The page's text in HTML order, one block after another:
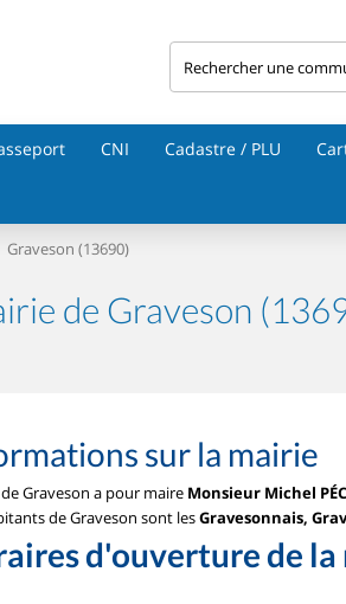
CNI Cadastre / PLU
Graveson (13690)
de Graveson
sur la mairie
Graveson a pour maire Monsieur Michel
de Graveson sont lesGravesonnais,
d'ouverture de